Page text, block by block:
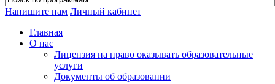
Напишите нам Личный кабинет
Главная
О нас
Лицензия на право оказывать образовательные
услуги
Документы об образовании